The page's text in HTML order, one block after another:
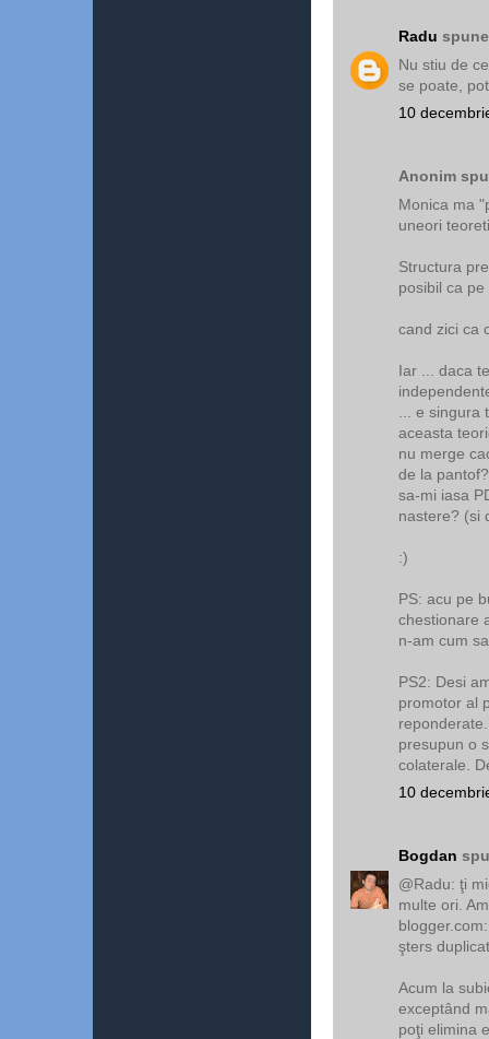
Radu
Nu stiu de
se poate,
10
Anonim
Monica ma
uneori
Structura
posibil ca
cand zici ca
Iar ... daca
... e
aceasta
nu merge
de la
sa-mi iasa
nastere? (si
:)
PS: acu pe
chestionare
n-am cum
PS2: Desi
promotor al
presupun o
colaterale.
10
Bogdan
@Radu: ţi
multe ori.
şters
Acum la
exceptând
poţi elimina